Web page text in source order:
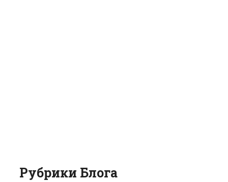
Рубрики Блога